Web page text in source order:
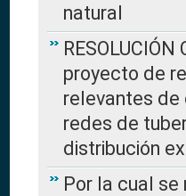
natural
proyecto de
relevantes de
redes de
distribución
Por la cual se